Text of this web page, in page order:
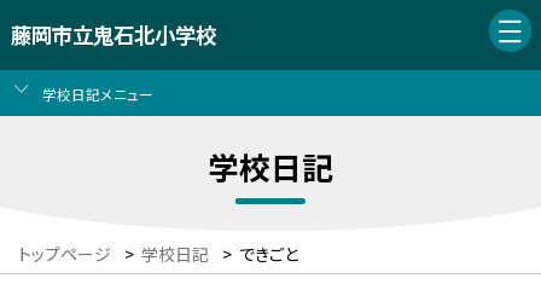
藤岡市立鬼石北小学校
学校日記メニュー
学校日記
トップページ > 学校日記 > できごと